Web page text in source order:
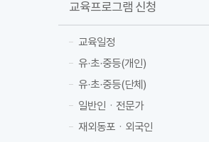
교육프로그램 신청
교육일정
유·초·중등(개인)
유·초·중등(단체)
일반인ㆍ전문가
재외동포ㆍ외국인